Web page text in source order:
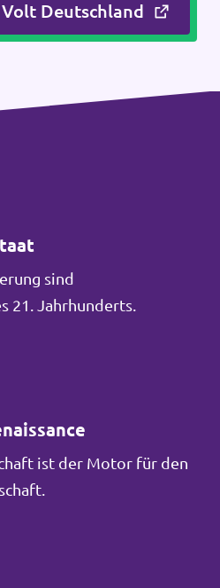
Deutschland
sind
21. Jahrhunderts.
ist der Motor für den